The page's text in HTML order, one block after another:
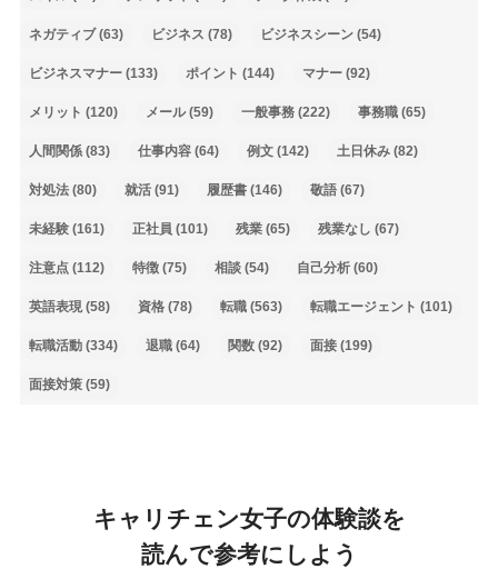
ネガティブ(63) ビジネス (78) ビジネスシーン(54)
ビジネスマナー(133) ポイント (144) マナー(92)
メリット (120) メール(59) 一般事務(222) 事務職(65)
人間関係(83) 仕事内容(64) 例文(142) 土日休み(82)
対処法(80) 就活(91) 履歴書(146) 敬語(67)
未経験(161) 正社員 (101) 残業(65) 残業なし (67)
注意点(112) 特徴(75) 相談(54) 自己分析(60)
英語表現(58) 資格(78) 転職(563) 転職エージェント (101)
転職活動(334) 退職(64) 関数(92) 面接(199)
面接対策(59)
キャリチェン女子の体験談を
読んで参考にしよう